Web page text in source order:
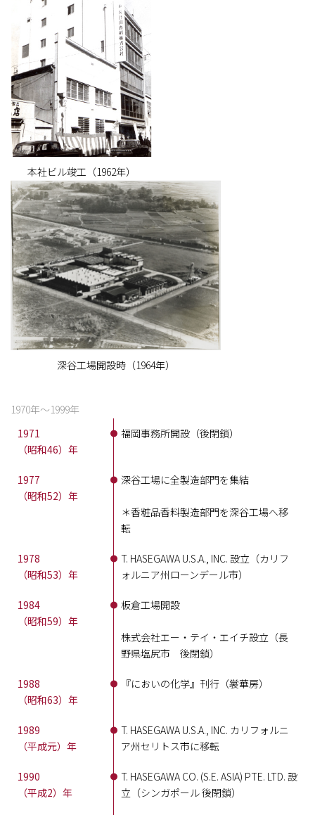
本社ビル竣工（1962年）
深谷工場開設時（1964年）
1970年〜1999年
1971
（昭和46）年
福岡事務所開設（後閉鎖）
1977
（昭和52）年
深谷工場に全製造部門を集結
＊香粧品香料製造部門を深谷工場へ移
転
1978
（昭和53）年
T. HASEGAWA U.S.A., INC. 設立（カリフ
ォルニア州ローンデール市）
1984
（昭和59）年
板倉工場開設
株式会社エー・テイ・エイチ設立（長
野県塩尻市 後閉鎖）
1988
（昭和63）年
『においの化学』刊行（裳華房）
1989
（平成元）年
T. HASEGAWA U.S.A., INC. カリフォルニ
ア州セリトス市に移転
1990
（平成2）年
T. HASEGAWA CO. (S.E. ASIA) PTE. LTD. 設
立（シンガポール 後閉鎖）